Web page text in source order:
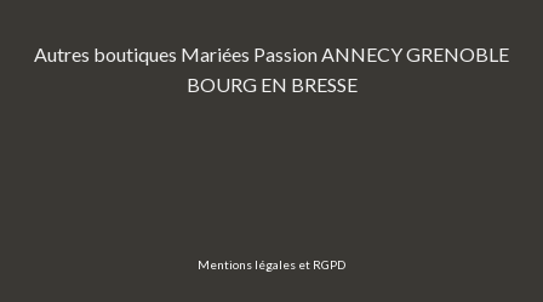
Autres boutiques Mariées PassionANNECYGRENOBLE
BOURG EN BRESSE
Mentions légales et RGPD